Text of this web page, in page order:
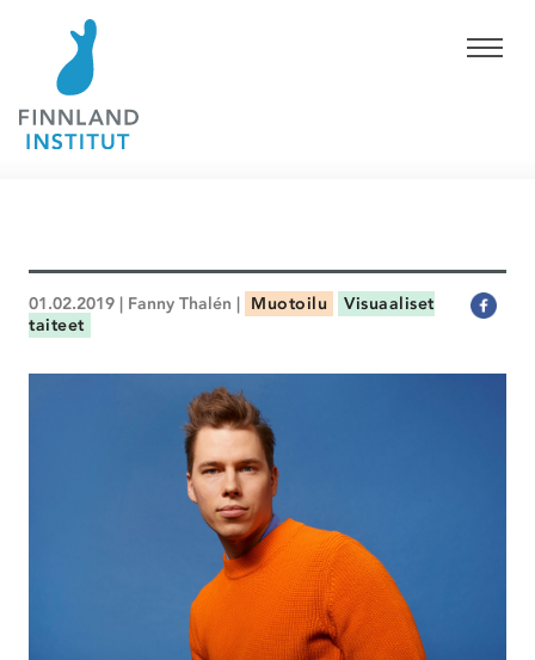
01.02.2019 | Fanny Thalén | Muotoilu
Visuaaliset
taiteet